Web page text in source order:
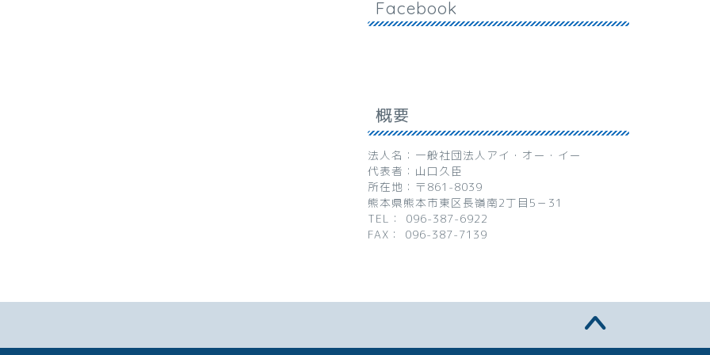
Facebook
概要
法人名：一般社団法人アイ・オー・イー
代表者：山口久臣
所在地：〒861-8039
熊本県熊本市東区長嶺南2丁目5－31
TEL： 096-387-6922
FAX： 096-387-7139